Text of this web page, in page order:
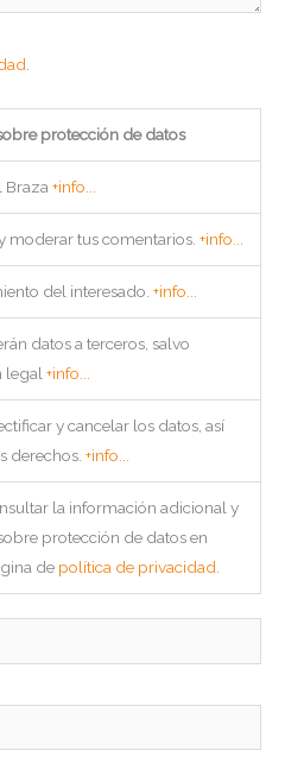
protección de datos
Braza +info...
moderar tus comentarios. +info...
del interesado. +info...
datos a terceros, salvo
legal +info...
y cancelar los datos, así
derechos. +info...
la información adicional y
protección de datos en
de política de privacidad